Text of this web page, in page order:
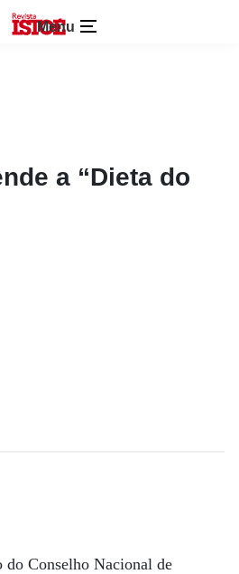
Menu
a “Dieta do
do Conselho Nacional de